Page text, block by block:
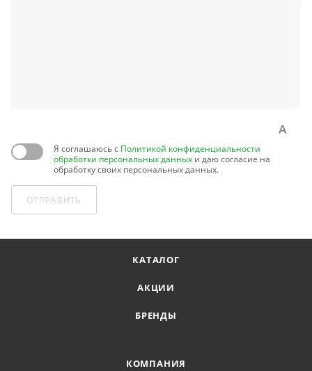
Я соглашаюсь с Политикой конфиденциальности
обработки персональных данных и даю согласие на
обработку своих персональных данных.
ОТПРАВИТЬ
КАТАЛОГ
АКЦИИ
БРЕНДЫ
КОМПАНИЯ